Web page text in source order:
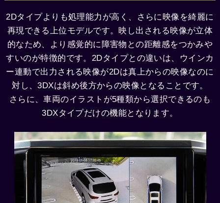
2Dタイプよりも処理能力が高く、さらに映像を綺麗に
再現できる上位モデルです。映し出される映像が立体
的なため、より感覚的に障害物との距離感をつかみや
すいのが特徴的です。2Dタイプとの違いは、
ウインカ
ー連動で出力される映像が2Dは真上からの映像なのに
対し、3DXは斜め後方からの映像となることです。
さらに、車両のイラストが5種類から選択できるのも
3DXタイプだけの機能となります。